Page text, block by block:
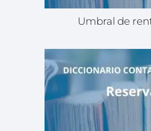
Umbral de